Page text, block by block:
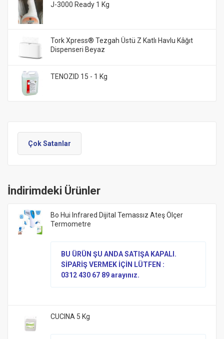
J-3000 Ready 1 Kg
Tork Xpress® Tezgah Üstü Z Katlı Havlu Kâğıt
Dispenseri Beyaz
TENOZID 15 - 1 Kg
Çok Satanlar
İndirimdeki Ürünler
Bo Hui Infrared Dijital Temassız Ateş Ölçer
Termometre
BU ÜRÜN ŞU ANDA SATIŞA KAPALI.
SİPARİŞ VERMEK İÇİN LÜTFEN :
0312 430 67 89 arayınız.
CUCINA 5 Kg